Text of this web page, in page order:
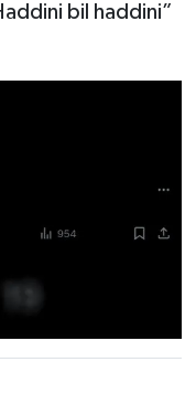
bil haddini”